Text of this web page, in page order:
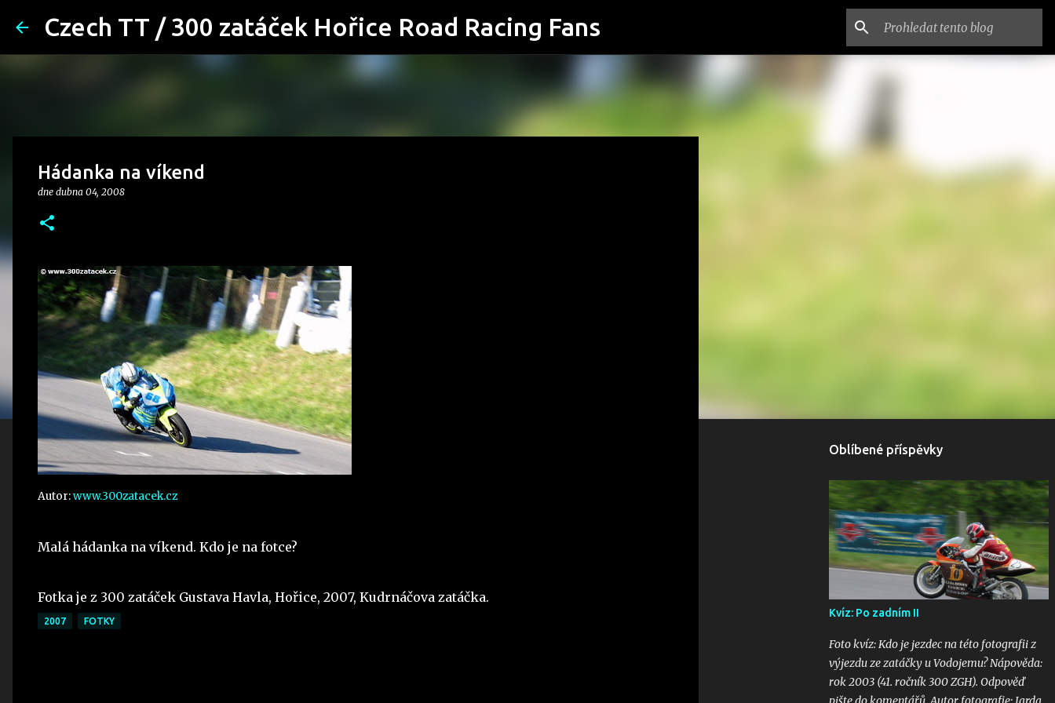
Přeskočit na hlavní obsah
Czech TT / 300 zatáček Hořice Road Racing Fans
Hádanka na víkend
dne dubna 04, 2008
Autor:www.300zatacek.cz
Malá hádanka na víkend. Kdo je na fotce?
Fotka je z 300 zatáček Gustava Havla, Hořice, 2007, Kudrnáčova zatáčka.
2007 FOTKY
Oblíbené příspěvky
Kvíz: Po zadním II
Foto kvíz: Kdo je jezdec na této fotografii z
výjezdu ze zatáčky u Vodojemu? Nápověda:
rok 2003 (41. ročník 300 ZGH). Odpověď